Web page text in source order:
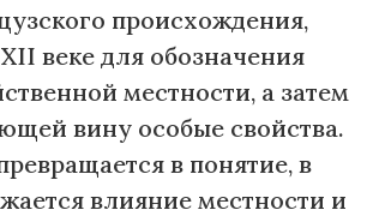
происхождения,
веке для обозначения
местности, а затем
вину особые свойства.
в понятие, в
влияние местности и